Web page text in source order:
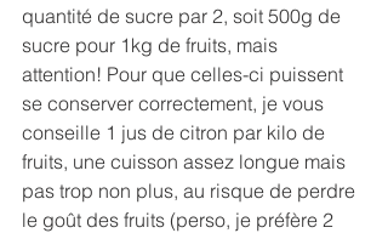
quantité de sucre par 2, soit 500g de
sucre pour 1kg de fruits, mais
attention! Pour que celles-ci puissent
se conserver correctement, je vous
conseille 1 jus de citron par kilo de
fruits, une cuisson assez longue mais
pas trop non plus, au risque de perdre
le goût des fruits (perso, je préfère 2